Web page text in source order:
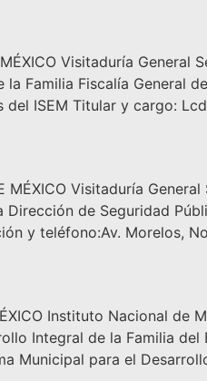
Visitaduría
Familia Fiscalía General
ISEM Titular y cargo:
MÉXICO Visitaduría
de Seguridad
y teléfono:Av. Morelos,
Instituto Nacional
Integral de la Familia
Municipal para el